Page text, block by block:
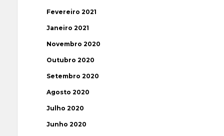
Fevereiro 2021
Janeiro 2021
Novembro 2020
Outubro 2020
Setembro 2020
Agosto 2020
Julho 2020
Junho 2020